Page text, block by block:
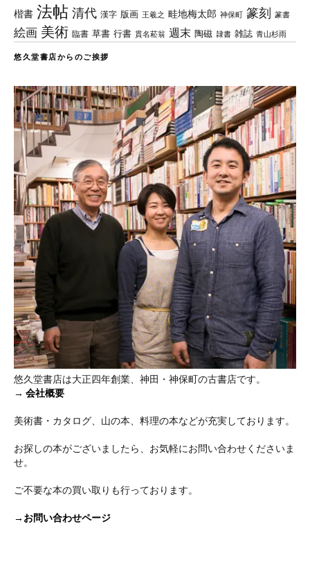
楷書 法帖 清代 漢字 版画 王羲之 畦地梅太郎 神保町 篆刻 篆書
絵画 美術 臨書 草書 行書 貫名菘翁 週末 陶磁 隷書 雑誌 青山杉雨
悠久堂書店からのご挨拶
悠久堂書店は大正四年創業、神田・神保町の古書店です。
→ 会社概要
美術書・カタログ、山の本、料理の本などが充実しております。
お探しの本がございましたら、お気軽にお問い合わせくださいま
せ。
ご不要な本の買い取りも行っております。
→お問い合わせページ